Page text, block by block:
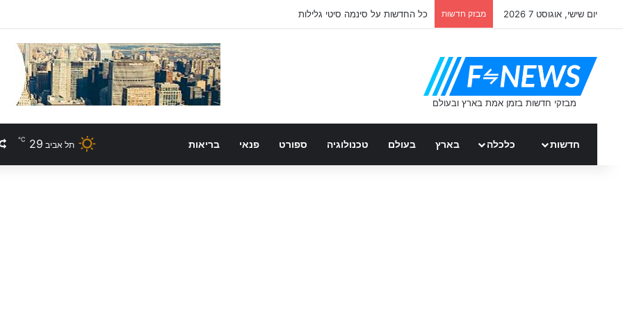
יום שישי, אוגוסט 7 2026 מבזק חדשות כל החדשות על סינמה סיטי גלילות
חדשות כלכלה בארץ בעולם טכנולוגיה ספורט פנאי בריאות תל אביב 29
℃